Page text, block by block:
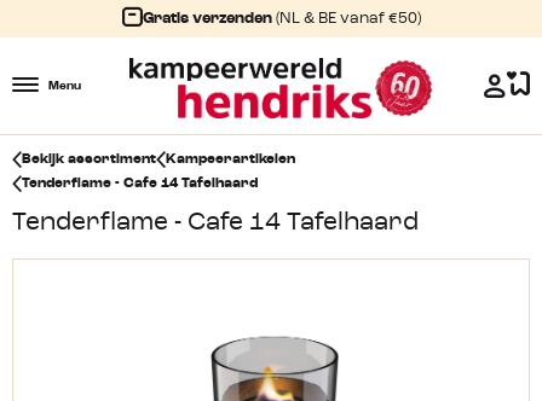
Gratis verzenden (NL & BE vanaf €50)
Menu
Bekijk assortiment
Kampeerartikelen
Tenderflame - Cafe 14 Tafelhaard
Tenderflame - Cafe 14 Tafelhaard